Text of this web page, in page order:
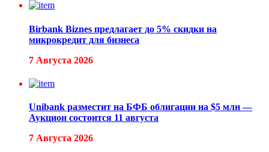
Birbank Biznes предлагает до 5% скидки на
микрокредит для бизнеса
7 Августа 2026
Unibank разместит на БФБ облигации на $5 млн —
Аукцион состоится 11 августа
7 Августа 2026